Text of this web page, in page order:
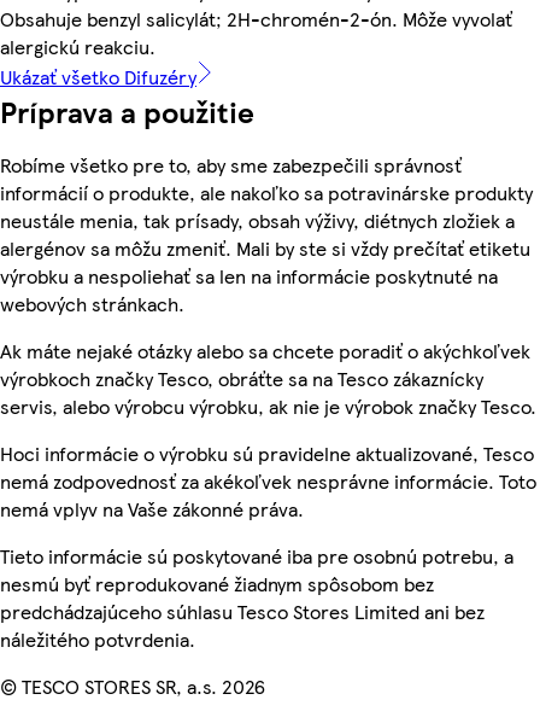
Obsahuje benzyl salicylát; 2H-chromén-2-ón. Môže vyvolať
alergickú reakciu.
Ukázať všetko Difuzéry
Príprava a použitie
Robíme všetko pre to, aby sme zabezpečili správnosť
informácií o produkte, ale nakoľko sa potravinárske produkty
neustále menia, tak prísady, obsah výživy, diétnych zložiek a
alergénov sa môžu zmeniť. Mali by ste si vždy prečítať etiketu
výrobku a nespoliehať sa len na informácie poskytnuté na
webových stránkach.
Ak máte nejaké otázky alebo sa chcete poradiť o akýchkoľvek
výrobkoch značky Tesco, obráťte sa na Tesco zákaznícky
servis, alebo výrobcu výrobku, ak nie je výrobok značky Tesco.
Hoci informácie o výrobku sú pravidelne aktualizované, Tesco
nemá zodpovednosť za akékoľvek nesprávne informácie. Toto
nemá vplyv na Vaše zákonné práva.
Tieto informácie sú poskytované iba pre osobnú potrebu, a
nesmú byť reprodukované žiadnym spôsobom bez
predchádzajúceho súhlasu Tesco Stores Limited ani bez
náležitého potvrdenia.
© TESCO STORES SR, a.s. 2026